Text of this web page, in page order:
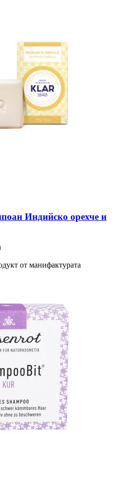
Индийско орехче и
от манифактурата